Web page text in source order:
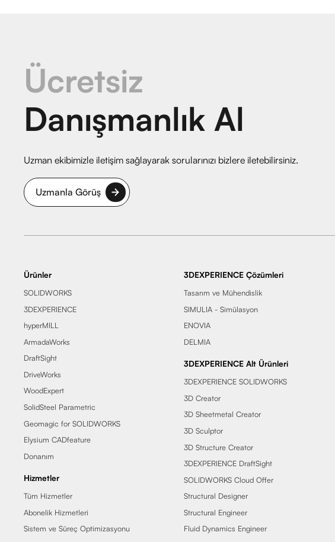
Ücretsiz
Danışmanlık Al
Uzman ekibimizle iletişim sağlayarak sorularınızı bizlere iletebilirsiniz.
Uzmanla Görüş
Ürünler
SOLIDWORKS
3DEXPERIENCE
hyperMILL
ArmadaWorks
DraftSight
DriveWorks
WoodExpert
SolidSteel Parametric
Geomagic for SOLIDWORKS
Elysium CADfeature
Donanım
Hizmetler
Tüm Hizmetler
Abonelik Hizmetleri
Sistem ve Süreç Optimizasyonu
3DEXPERIENCE Çözümleri
Tasarım ve Mühendislik
SIMULIA - Simülasyon
ENOVIA
DELMIA
3DEXPERIENCE Alt Ürünleri
3DEXPERIENCE SOLIDWORKS
3D Creator
3D Sheetmetal Creator
3D Sculptor
3D Structure Creator
3DEXPERIENCE DraftSight
SOLIDWORKS Cloud Offer
Structural Designer
Structural Engineer
Fluid Dynamics Engineer